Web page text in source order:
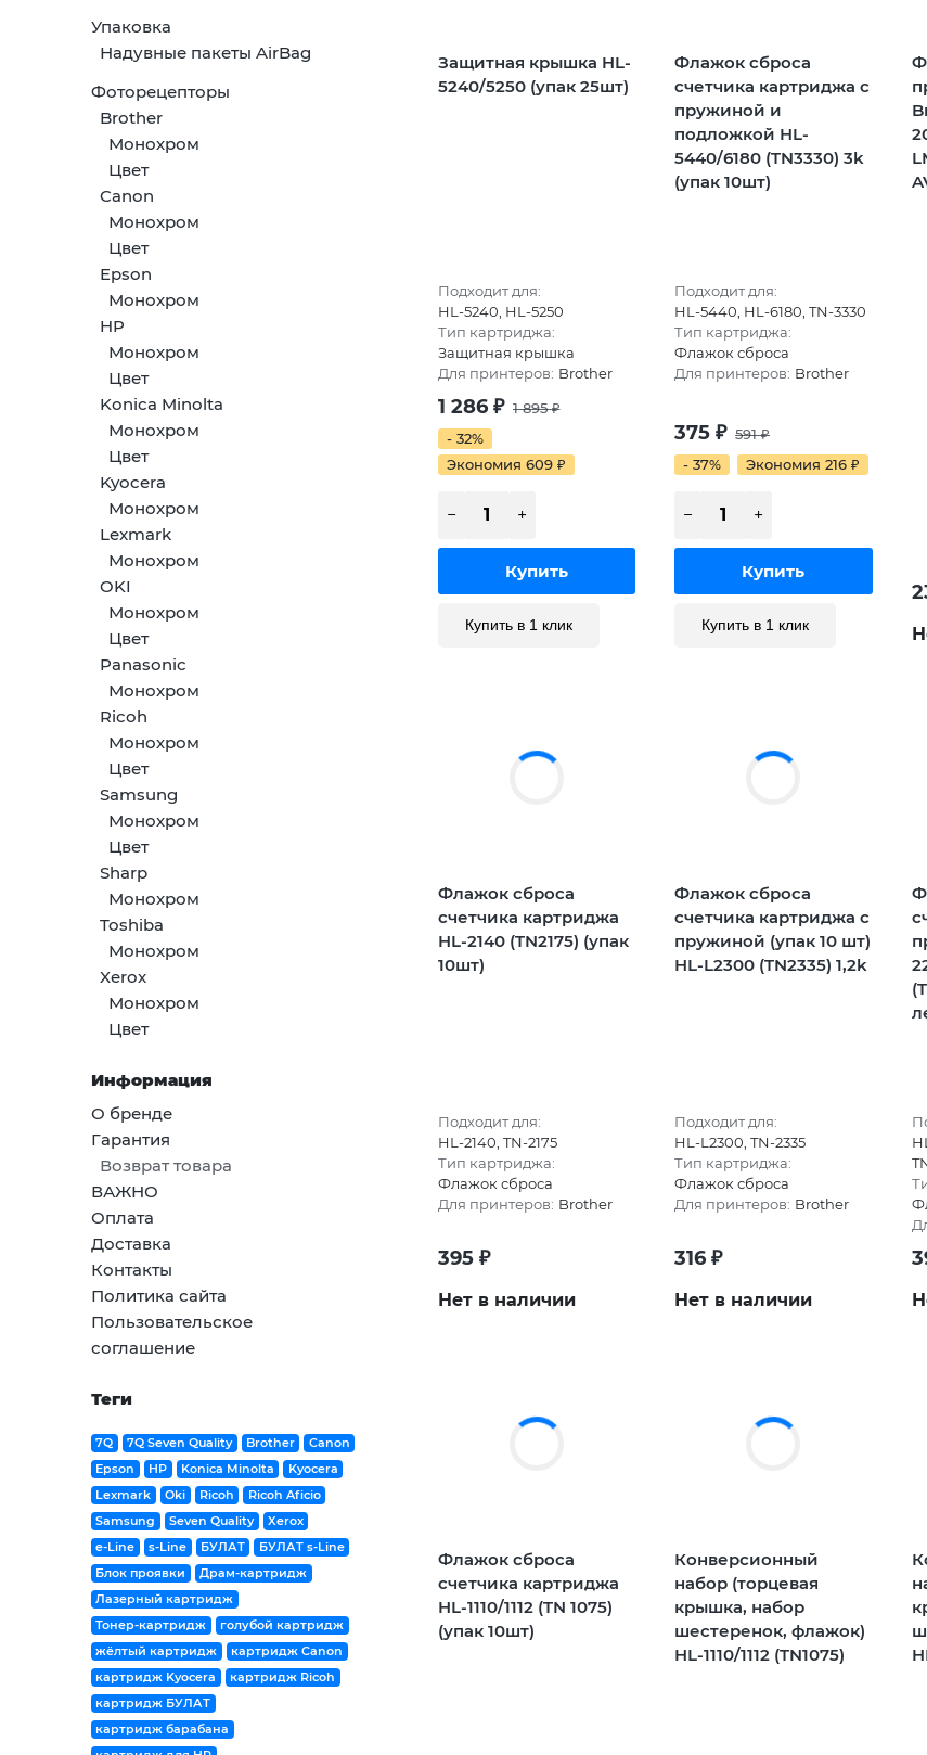
Упаковка
Надувные пакеты AirBag
Фоторецепторы
Brother
Монохром
Цвет
Canon
Монохром
Цвет
Epson
Монохром
HP
Монохром
Цвет
Konica Minolta
Монохром
Цвет
Kyocera
Монохром
Lexmark
Монохром
OKI
Монохром
Цвет
Panasonic
Монохром
Ricoh
Монохром
Цвет
Samsung
Монохром
Цвет
Sharp
Монохром
Toshiba
Монохром
Xerox
Монохром
Цвет
Информация
О бренде
Гарантия
Возврат товара
ВАЖНО
Оплата
Доставка
Контакты
Политика сайта
Пользовательское
соглашение
Теги
7Q 7Q Seven Quality Brother
Canon
Epson
HP Konica Minolta
Kyocera
Lexmark
Oki Ricoh
Ricoh Aficio
Samsung
Seven Quality
Xerox
e-Line
s-Line БУЛАТ
БУЛАТ s-Line
Блок проявки
Драм-картридж
Лазерный картридж
Тонер-картридж
голубой картридж
жёлтый картридж
картридж Canon
картридж Kyocera
картридж Ricoh
картридж БУЛАТ
картридж барабана
Защитная крышка HL-
5240/5250 (упак 25шт)
Подходит для:
HL-5240, HL-5250
Тип картриджа:
Защитная крышка
Для принтеров: Brother
1 286 ₽ 1 895₽
- 32%
Экономия 609 ₽
Купить в 1 клик
Флажок сброса
счетчика картриджа с
пружиной и
подложкой HL-
5440/6180 (TN3330) 3k
(упак 10шт)
Подходит для:
HL-5440, HL-6180, TN-3330
Тип картриджа:
Флажок сброса
Для принтеров: Brother
375₽ 591₽
- 37%
Экономия 216₽
Купить в 1 клик
Флажок сброса
счетчика картриджа
HL-2140 (TN2175) (упак
10шт)
Подходит для:
HL-2140, TN-2175
Тип картриджа:
Флажок сброса
Для принтеров: Brother
395 ₽
Нет в наличии
Флажок сброса
счетчика картриджа с
пружиной (упак 10 шт)
HL-L2300 (TN2335) 1,2k
Подходит для:
HL-L2300, TN-2335
Тип картриджа:
Флажок сброса
Для принтеров: Brother
316₽
Нет в наличии
Флажок сброса
счетчика картриджа
HL-1110/1112 (TN 1075)
(упак 10шт)
Конверсионный
набор (торцевая
крышка, набор
шестеренок, флажок)
HL-1110/1112 (TN1075)